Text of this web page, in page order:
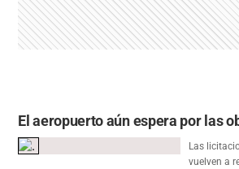
El aeropuerto aún espera por las
Las
vuelven a